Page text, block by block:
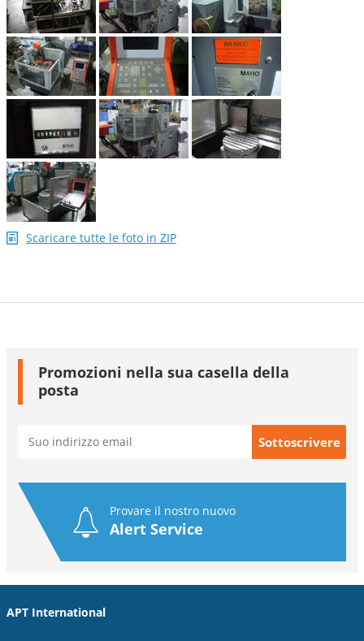
Scaricare tutte le foto in ZIP
Promozioni nella sua casella della
posta
Provare il nostro nuovo
Alert Service
APT International